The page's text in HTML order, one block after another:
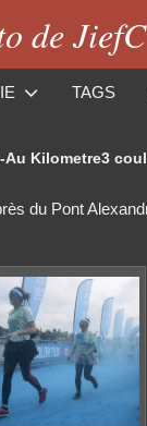
de JiefC
TAGS
Au Kilometre3
du Pont